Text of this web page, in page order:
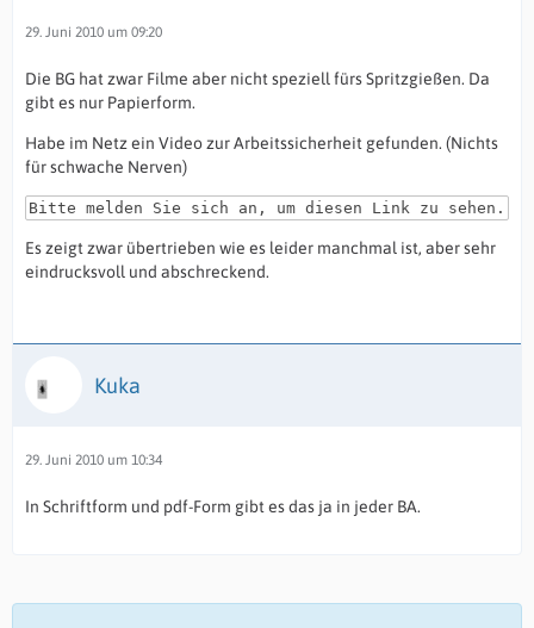
29. Juni 2010 um 09:20
Die BG hat zwar Filme aber nicht speziell fürs Spritzgießen. Da
gibt es nur Papierform.
Habe im Netz ein Video zur Arbeitssicherheit gefunden. (Nichts
für schwache Nerven)
Bitte melden Sie sich an, um diesen Link zu sehen.
Es zeigt zwar übertrieben wie es leider manchmal ist, aber sehr
eindrucksvoll und abschreckend.
Kuka
29. Juni 2010 um 10:34
In Schriftform und pdf-Form gibt es das ja in jeder BA.